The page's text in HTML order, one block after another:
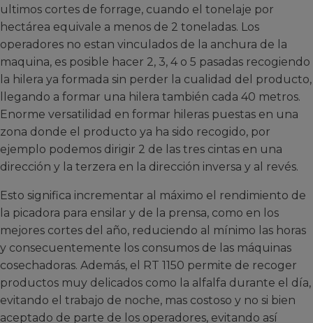
ultimos cortes de forrage, cuando el tonelaje por
hectárea equivale a menos de 2 toneladas. Los
operadores no estan vinculados de la anchura de la
maquina, es posible hacer 2, 3, 4 o 5 pasadas recogiendo
la hilera ya formada sin perder la cualidad del producto,
llegando a formar una hilera también cada 40 metros.
Enorme versatilidad en formar hileras puestas en una
zona donde el producto ya ha sido recogido, por
ejemplo podemos dirigir 2 de las tres cintas en una
dirección y la terzera en la dirección inversa y al revés.
Esto significa incrementar al máximo el rendimiento de
la picadora para ensilar y de la prensa, como en los
mejores cortes del año, reduciendo al mínimo las horas
y consecuentemente los consumos de las máquinas
cosechadoras. Además, el RT 1150 permite de recoger
productos muy delicados como la alfalfa durante el día,
evitando el trabajo de noche, mas costoso y no si bien
aceptado de parte de los operadores, evitando así